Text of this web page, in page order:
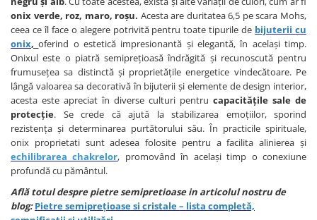
Bijuterii piatra soarelui
Bijuterii rodocrozit
Bijuterii rubin
Bijuterii safir
Bijuterii sidef si abalone
Bijuterii smarald
Bijuterii sodalit
Bijuterii spinel
Bijuterii tanzanit
onix verde, roz, maro, roșu. Acesta are duritatea 6,5 pe scara Mohs,
ceea ce îl face o alegere potrivită pentru toate tipurile de bijuterii cu
onix,oferind o estetică impresionantă și elegantă, în același timp.
Onixul este o piatră semiprețioasă îndrăgită și recunoscută pentru
frumusețea sa distinctă și proprietățile energetice vindecătoare. Pe
lângă valoarea sa decorativă în bijuterii și elemente de design interior,
acesta este apreciat în diverse culturi pentru capacitățile sale de
protecție. Se crede că ajută la stabilizarea emoțiilor, sporind
rezistența și determinarea purtătorului său. În practicile spirituale,
onix proprietati sunt adesea folosite pentru a facilita alinierea și
echilibrarea chakrelor, promovând în același timp o conexiune
profundă cu pământul.
Află totul despre pietre semipretioase in articolul nostru de
blog: Pietre semiprețioase si cristale – lista completă,